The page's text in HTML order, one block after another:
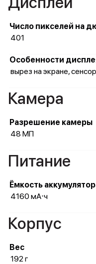
Число пикселей на
401
Особенности
вырез на экране,
Камера
Разрешение камеры
48 МП
Питание
Ёмкость
4160 мА⋅ч
Корпус
Вес
192 г